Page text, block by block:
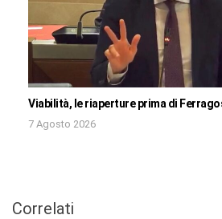
Viabilità, le riaperture prima di
7 Agosto 2026
Correlati